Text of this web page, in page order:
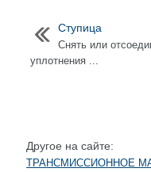
Ступица
Снять или
уплотнения ...
Другое на сайте:
ТРАНСМИССИОННОЕ